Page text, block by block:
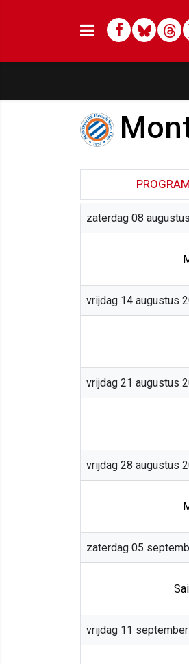
Facebook
Bluesky
zaterdag 08
vrijdag 14 augustus
vrijdag 21 augustus
vrijdag 28 augustus
zaterdag 05
vrijdag 11